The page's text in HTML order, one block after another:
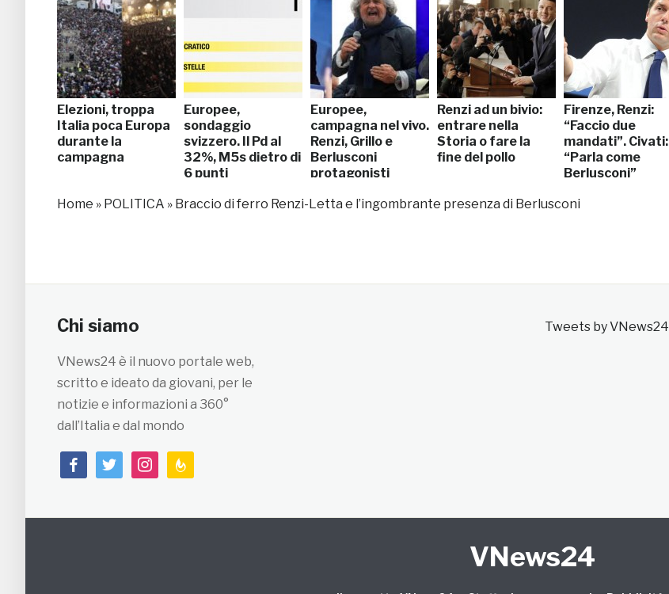
Elezioni, troppa
Italia poca Europa
durante la
campagna
Europee,
sondaggio
svizzero. Il Pd al
32%, M5s dietro di
6 punti
Europee,
campagna nel vivo.
Renzi, Grillo e
Berlusconi
protagonisti
Renzi ad un bivio:
entrare nella
Storia o fare la
fine del pollo
Firenze, Renzi:
“Faccio due
mandati”. Civati:
“Parla come
Berlusconi”
Home » POLITICA » Braccio di ferro Renzi-Letta e l’ingombrante presenza di Berlusconi
Chi siamo
VNews24 è il nuovo portale web,
scritto e ideato da giovani, per le
notizie e informazioni a 360°
dall’Italia e dal mondo
facebooktwitterinstagramfeedburner
Tweets by VNews24
VNews24